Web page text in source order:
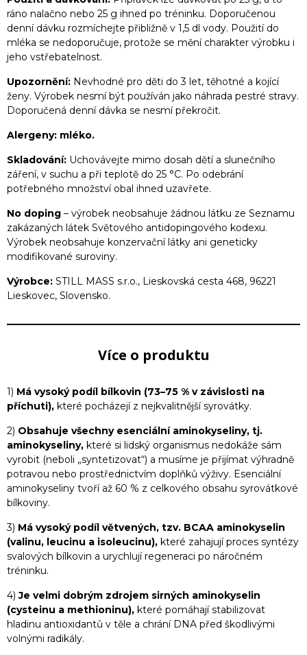
ráno nalačno nebo 25 g ihned po tréninku. Doporučenou
denní dávku rozmíchejte přibližně v 1,5 dl vody. Použití do
mléka se nedoporučuje, protože se mění charakter výrobku i
jeho vstřebatelnost.
Upozornění: Nevhodné pro děti do 3 let, těhotné a kojící
ženy. Výrobek nesmí být používán jako náhrada pestré stravy.
Doporučená denní dávka se nesmí překročit.
Alergeny: mléko.
Skladování: Uchovávejte mimo dosah dětí a slunečního
záření, v suchu a při teplotě do 25 °C. Po odebrání
potřebného množství obal ihned uzavřete.
No doping – výrobek neobsahuje žádnou látku ze Seznamu
zakázaných látek Světového antidopingového kodexu.
Výrobek neobsahuje konzervační látky ani geneticky
modifikované suroviny.
Výrobce: STILL MASS s.r.o., Lieskovská cesta 468, 96221
Lieskovec, Slovensko.
Více o produktu
1) Má vysoký podíl bílkovin (73–75 % v závislosti na
příchuti), které pocházejí z nejkvalitnější syrovátky.
2) Obsahuje všechny esenciální aminokyseliny, tj.
aminokyseliny, které si lidský organismus nedokáže sám
vyrobit (neboli „syntetizovat“) a musíme je přijímat výhradně
potravou nebo prostřednictvím doplňků výživy. Esenciální
aminokyseliny tvoří až 60 % z celkového obsahu syrovátkové
bílkoviny.
3) Má vysoký podíl větvených, tzv. BCAA aminokyselin
(valinu, leucinu a isoleucinu), které zahajují proces syntézy
svalových bílkovin a urychlují regeneraci po náročném
tréninku.
4)Je velmi dobrým zdrojem sirných aminokyselin
(cysteinu a methioninu), které pomáhají stabilizovat
hladinu antioxidantů v těle a chrání DNA před škodlivými
volnými radikály.